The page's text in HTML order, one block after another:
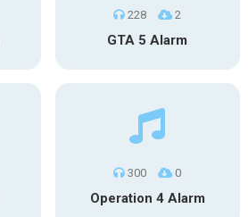
228 2
GTA 5 Alarm
300 0
Operation 4 Alarm